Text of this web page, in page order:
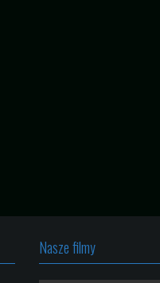
Nasze filmy